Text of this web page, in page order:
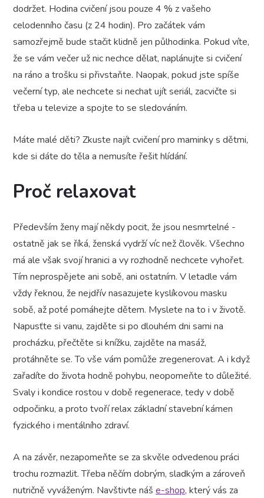
dodržet. Hodina cvičení jsou pouze 4 % z vašeho
celodenního času (z 24 hodin). Pro začátek vám
samozřejmě bude stačit klidně jen půlhodinka. Pokud víte,
že se vám večer už nic nechce dělat, naplánujte si cvičení
na ráno a trošku si přivstaňte. Naopak, pokud jste spíše
večerní typ, ale nechcete si nechat ujít seriál, zacvičte si
třeba u televize a spojte to se sledováním.
Máte malé děti? Zkuste najít cvičení pro maminky s dětmi,
kde si dáte do těla a nemusíte řešit hlídání.
Proč relaxovat
Především ženy mají někdy pocit, že jsou nesmrtelné -
ostatně jak se říká, ženská vydrží víc než člověk. Všechno
má ale však svojí hranici a vy rozhodně nechcete vyhořet.
Tím neprospějete ani sobě, ani ostatním. V letadle vám
vždy řeknou, že nejdřív nasazujete kyslíkovou masku
sobě, až poté pomáhejte dětem. Myslete na to i v životě.
Napusťte si vanu, zajděte si po dlouhém dni sami na
procházku, přečtěte si knížku, zajděte na masáž,
protáhněte se. To vše vám pomůže zregenerovat. A i když
zařadíte do života hodně pohybu, neopomeňte to důležité.
Svaly i kondice rostou v době regenerace, tedy v době
odpočinku, a proto tvoří relax základní stavební kámen
fyzického i mentálního zdraví.
A na závěr, nezapomeňte se za skvěle odvedenou práci
trochu rozmazlit. Třeba něčím dobrým, sladkým a zároveň
nutričně vyváženým. Navštivte náš e-shop, který vás za